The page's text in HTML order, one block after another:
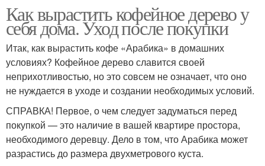
Как вырастить кофейное дерево у
себя дома. Уход после покупки
Итак, как вырастить кофе «Арабика» в домашних
условиях? Кофейное дерево славится своей
неприхотливостью, но это совсем не означает, что оно
не нуждается в уходе и создании необходимых условий.
СПРАВКА! Первое, о чем следует задуматься перед
покупкой — это наличие в вашей квартире простора,
необходимого деревцу. Дело в том, что Арабика может
разрастись до размера двухметрового куста.